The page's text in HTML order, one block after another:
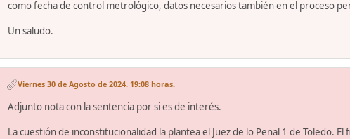
como fecha de control metrológico, datos necesarios también en el proceso
Un saludo.
Viernes 30 de Agosto de 2024. 19:08 horas.
Adjunto nota con la sentencia por si es de interés.
La cuestión de inconstitucionalidad la plantea el Juez de lo Penal 1 de Toledo.